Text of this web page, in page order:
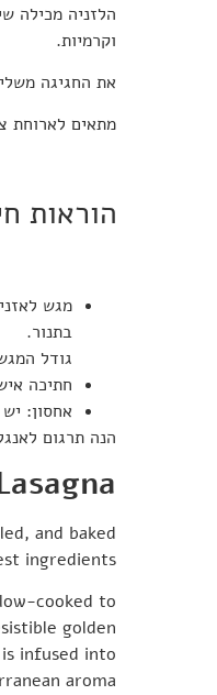
הלזניה מכילה
וקרמיות.
את החגיגה
מתאים לארוחת
הוראות
מגש
בתנור.
גודל המגש 28*36
חתיכה
אחסון: יש
הנה תרגום
and baked
ingredients.
cooked to
golden
infused into
aroma.